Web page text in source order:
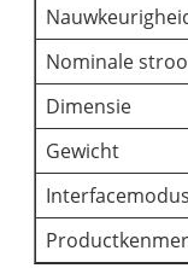
Nominale
Dimensie
Gewicht
Interfacemodus